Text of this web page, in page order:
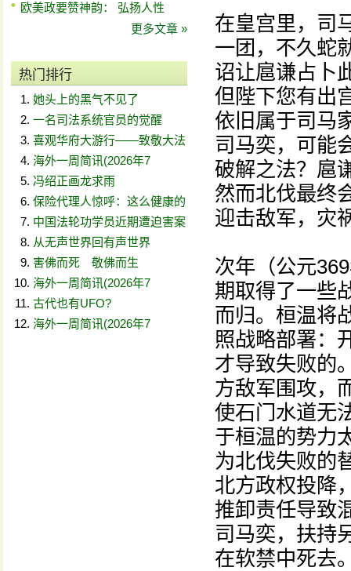
欧美政要赞神韵： 弘扬人性
更多文章 »
热门排行
她头上的黑气不见了
一名司法系统官员的觉醒
喜观华府大游行——致敬大法
海外一周简讯(2026年7
冯绍正画龙求雨
保险代理人惊呼：这么健康的
中国法轮功学员近期遭迫害案
从无声世界回有声世界
害佛而死 敬佛而生
海外一周简讯(2026年7
古代也有UFO?
海外一周简讯(2026年7
在皇宫里，司
一团，不久蛇
诏让扈谦占卜
但陛下您有出
依旧属于司马
司马奕，可能
破解之法？扈
然而北伐最终
迎击敌军，灾
次年（公元
期取得了一些
而归。桓温将
照战略部署：
才导致失败的
方敌军围攻，
使石门水道无
于桓温的势力
为北伐失败的
北方政权投降
推卸责任导致
司马奕，扶持
在软禁中死去